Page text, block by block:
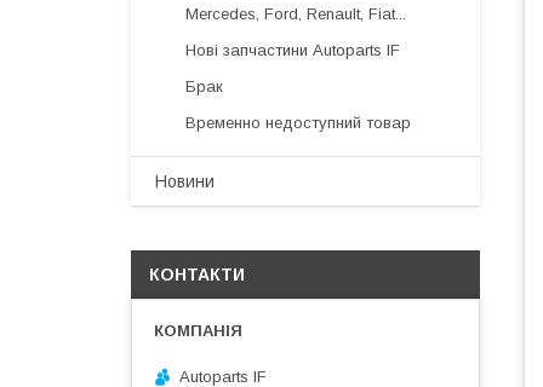
Mercedes, Ford, Renault, Fiat...
Нові запчастини Autoparts IF
Брак
Временно недоступний товар
Новини
КОНТАКТИ
Autoparts IF